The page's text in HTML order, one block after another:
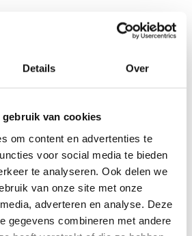
Details Over
gebruik van cookies
om content en advertenties te
voor social media te bieden
te analyseren. Ook delen we
van onze site met onze
adverteren en analyse. Deze
gegevens combineren met andere